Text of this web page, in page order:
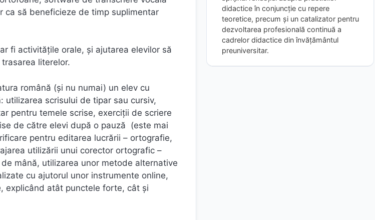
ca să beneficieze de timp suplimentar
fi activitățile orale, și ajutarea elevilor să
literelor.
română (și nu numai) un elev cu
scrisului de tipar sau cursiv,
pentru temele scrise, exerciții de scriere
de către elevi după o pauză (este mai
pentru editarea lucrării – ortografie,
utilizării unui corector ortografic –
mână, utilizarea unor metode alternative
cu ajutorul unor instrumente online,
explicând atât punctele forte, cât și
didactice în conjuncție cu repere
teoretice, precum și un catalizator pentru
dezvoltarea profesională continuă a
cadrelor didactice din învățământul
preuniversitar.